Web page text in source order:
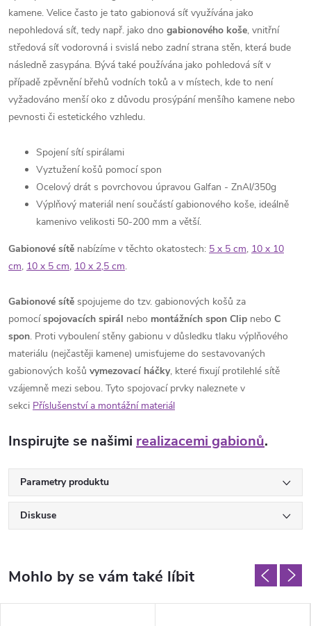
kamene. Velice často je tato gabionová síť využívána jako
nepohledová síť, tedy např. jako dno gabionového koše, vnitřní
středová síť vodorovná i svislá nebo zadní strana stěn, která bude
následně zasypána. Bývá také používána jako pohledová síť v
případě zpěvnění břehů vodních toků a v místech, kde to není
vyžadováno menší oko z důvodu prosýpání menšího kamene nebo
pevnosti či estetického vzhledu.
Spojení sítí spirálami
Vyztužení košů pomocí spon
Ocelový drát s povrchovou úpravou Galfan - ZnAl/350g
Výplňový materiál není součástí gabionového koše, ideálně
kamenivo velikosti 50-200 mm a větší.
Gabionové sítě nabízíme v těchto okatostech: 5 x 5 cm, 10 x 10
cm, 10 x 5 cm, 10 x 2,5 cm.
Gabionové sítě spojujeme do tzv. gabionových košů za
pomocíspojovacích spirál nebo montážních spon Clip nebo C
spon. Proti vyboulení stěny gabionu v důsledku tlaku výplňového
materiálu (nejčastěji kamene) umisťujeme do sestavovaných
gabionových košů vymezovací háčky, které fixují protilehlé sítě
vzájemně mezi sebou. Tyto spojovací prvky naleznete v
sekci Příslušenství a montážní materiál
Inspirujte se našimi realizacemi gabionů.
Parametry produktu
Diskuse